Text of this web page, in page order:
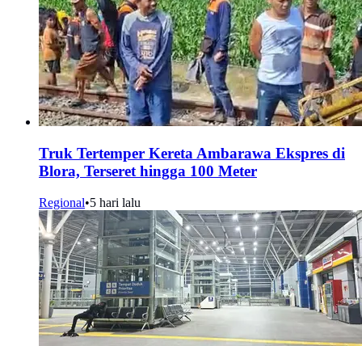
Truk Tertemper Kereta Ambarawa Ekspres di
Blora, Terseret hingga 100 Meter
Regional•5 hari lalu